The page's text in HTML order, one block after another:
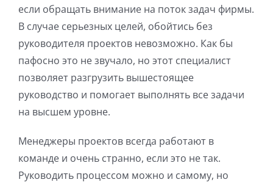
если обращать внимание на поток задач фирмы.
В случае серьезных целей, обойтись без
руководителя проектов невозможно. Как бы
пафосно это не звучало, но этот специалист
позволяет разгрузить вышестоящее
руководство и помогает выполнять все задачи
на высшем уровне.
Менеджеры проектов всегда работают в
команде и очень странно, если это не так.
Руководить процессом можно и самому, но